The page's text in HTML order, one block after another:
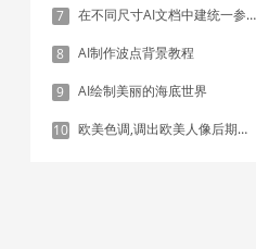
7 在不同尺寸AI文档中建统一参考线 - 方法1：对齐和分布
8 AI制作波点背景教程
9 AI绘制美丽的海底世界
10 欧美色调,调出欧美人像后期色调实例